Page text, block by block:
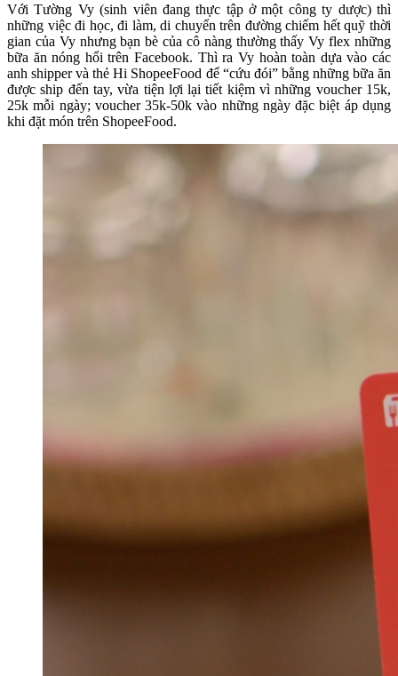
Với Tường Vy (sinh viên đang thực tập ở một công ty dược) thì
những việc đi học, đi làm, di chuyển trên đường chiếm hết quỹ thời
gian của Vy nhưng bạn bè của cô nàng thường thấy Vy flex những
bữa ăn nóng hổi trên Facebook. Thì ra Vy hoàn toàn dựa vào các
anh shipper và thẻ Hi ShopeeFood để “cứu đói” bằng những bữa ăn
được ship đến tay, vừa tiện lợi lại tiết kiệm vì những voucher 15k,
25k mỗi ngày; voucher 35k-50k vào những ngày đặc biệt áp dụng
khi đặt món trên ShopeeFood.